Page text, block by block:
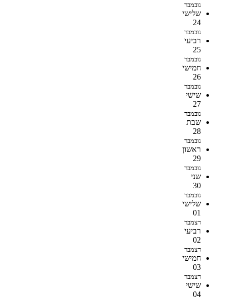
נובמבר
שלישי
24
נובמבר
רביעי
25
נובמבר
חמישי
26
נובמבר
שישי
27
נובמבר
שבת
28
נובמבר
ראשון
29
נובמבר
שני
30
נובמבר
שלישי
01
דצמבר
רביעי
02
דצמבר
חמישי
03
דצמבר
שישי
04